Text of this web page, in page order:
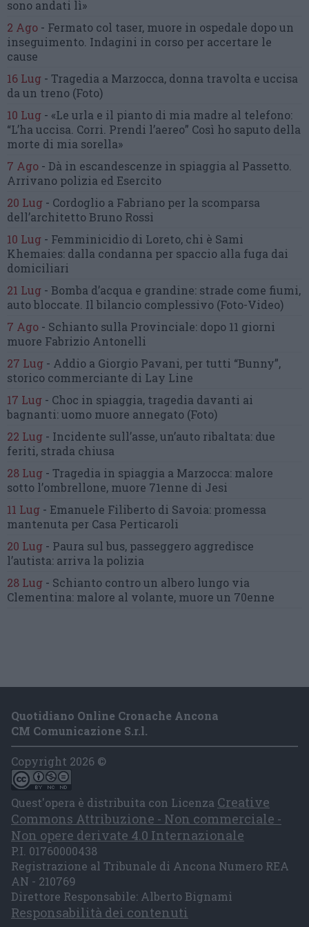
sono andati lì»
2 Ago - Fermato col taser, muore in ospedale dopo un
inseguimento. Indagini in corso per accertare le
cause
16 Lug - Tragedia a Marzocca, donna travolta e uccisa
da un treno (Foto)
10 Lug - «Le urla e il pianto di mia madre al telefono:
“L’ha uccisa. Corri. Prendi l’aereo” Così ho saputo della
morte di mia sorella»
7 Ago - Dà in escandescenze in spiaggia al Passetto.
Arrivano polizia ed Esercito
20 Lug - Cordoglio a Fabriano per la scomparsa
dell’architetto Bruno Rossi
10 Lug - Femminicidio di Loreto, chi è Sami
Khemaies: dalla condanna per spaccio alla fuga dai
domiciliari
21 Lug - Bomba d’acqua e grandine: strade come fiumi,
auto bloccate. Il bilancio complessivo (Foto-Video)
7 Ago - Schianto sulla Provinciale: dopo 11 giorni
muore Fabrizio Antonelli
27 Lug - Addio a Giorgio Pavani, per tutti “Bunny”,
storico commerciante di Lay Line
17 Lug - Choc in spiaggia, tragedia davanti ai
bagnanti:uomo muore annegato (Foto)
22 Lug - Incidente sull’asse, un’auto ribaltata: due
feriti, strada chiusa
28 Lug - Tragedia in spiaggia a Marzocca: malore
sotto l’ombrellone, muore 71enne di Jesi
11 Lug - Emanuele Filiberto di Savoia: promessa
mantenuta per Casa Perticaroli
20 Lug - Paura sul bus, passeggero aggredisce
l’autista: arriva la polizia
28 Lug - Schianto contro un albero lungo via
Clementina: malore al volante, muore un 70enne
Quotidiano Online Cronache Ancona
CM Comunicazione S.r.l.
Copyright 2026 ©
Quest'opera è distribuita con Licenza Creative
Commons Attribuzione - Non commerciale -
Non opere derivate 4.0 Internazionale
P.I. 01760000438
Registrazione al Tribunale di Ancona Numero REA
AN - 210769
Direttore Responsabile: Alberto Bignami
Responsabilità dei contenuti